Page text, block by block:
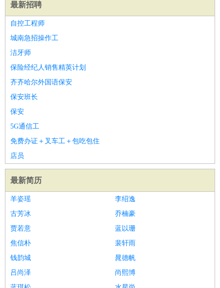
最新招聘
自控工程师
城南急招操作工
洁牙师
保险经纪人销售精英计划
齐齐哈尔外国语保安
保安班长
保安
5G通信工
免费办证＋叉车工＋包吃包住
店员
最新简历
羊姿瑶
李绍逸
古芳冰
乔楠豪
贾若意
蓝以珊
焦信朴
裴轩雨
钱韵城
晁德帆
吕尚泽
尚熙博